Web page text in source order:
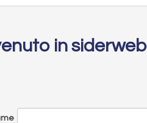
in siderweb